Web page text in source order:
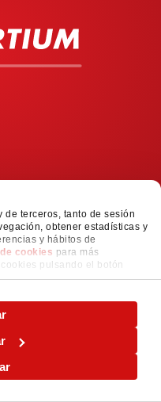
de terceros, tanto de sesión
obtener estadísticas y
y hábitos de
cookies para más
pulsando el botón
uso pulsando el botón